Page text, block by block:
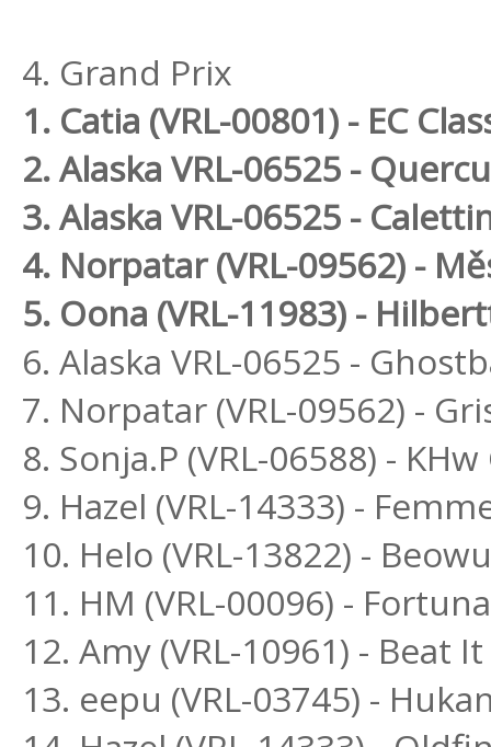
4. Grand Prix
1. Catia (VRL-00801) - EC
2. Alaska VRL-06525 -
3. Alaska VRL-06525 -
4. Norpatar (VRL-09562) -
5. Oona (VRL-11983) -
6. Alaska VRL-06525 -
7. Norpatar (VRL-09562) -
8. Sonja.P (VRL-06588) -
9. Hazel (VRL-14333) -
10. Helo (VRL-13822) -
11. HM (VRL-00096) -
12. Amy (VRL-10961) - Beat
13. eepu (VRL-03745) -